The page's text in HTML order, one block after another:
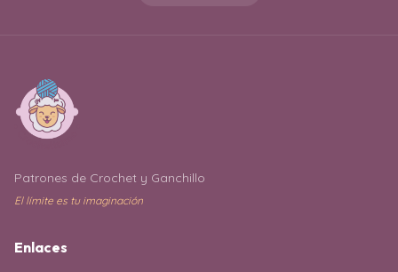
Patrones de Crochet y Ganchillo
El límite es tu imaginación
Enlaces